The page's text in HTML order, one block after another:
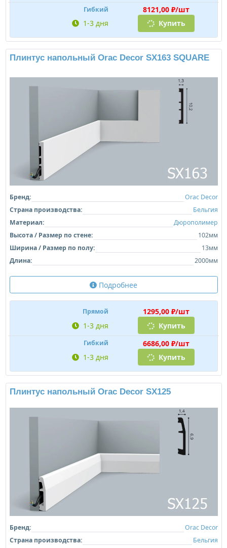
Гибкий
8121,00 ₽/шт
1-3 дня
Купить
Плинтус напольный Orac Decor SX163 SQUARE
Бренд:
Orac Decor
Страна производства:
Бельгия
Материал:
Дюрополимер
Высота / Размер по стене:
102мм
Ширина / Размер по полу:
13мм
Длина:
2000мм
Подробнее
Прямой
1295,00 ₽/шт
1-3 дня
Купить
Гибкий
6686,00 ₽/шт
1-3 дня
Купить
Плинтус напольный Orac Decor SX125
Бренд:
Orac Decor
Страна производства:
Бельгия